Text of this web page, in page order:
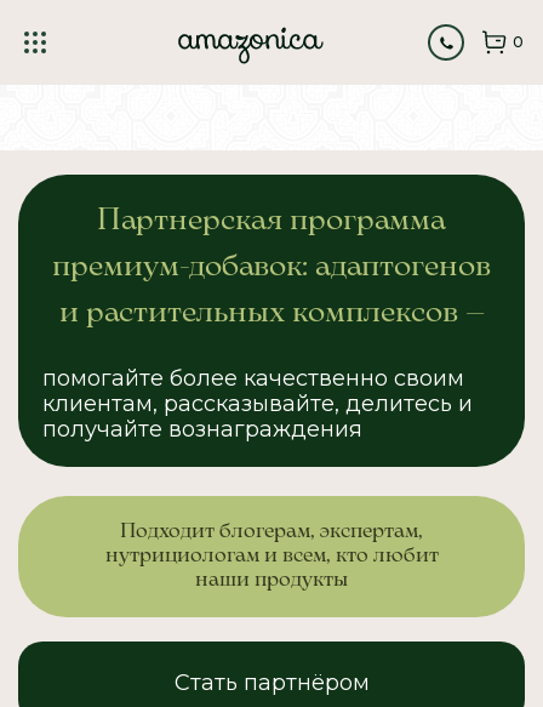
2.css
0
Партнерская программа
премиум-добавок: адаптогенов
и растительных комплексов —
помогайте более качественно своим
клиентам, рассказывайте, делитесь и
получайте вознаграждения
Подходит блогерам, экспертам,
нутрициологам и всем, кто любит
наши продукты
Стать партнёром